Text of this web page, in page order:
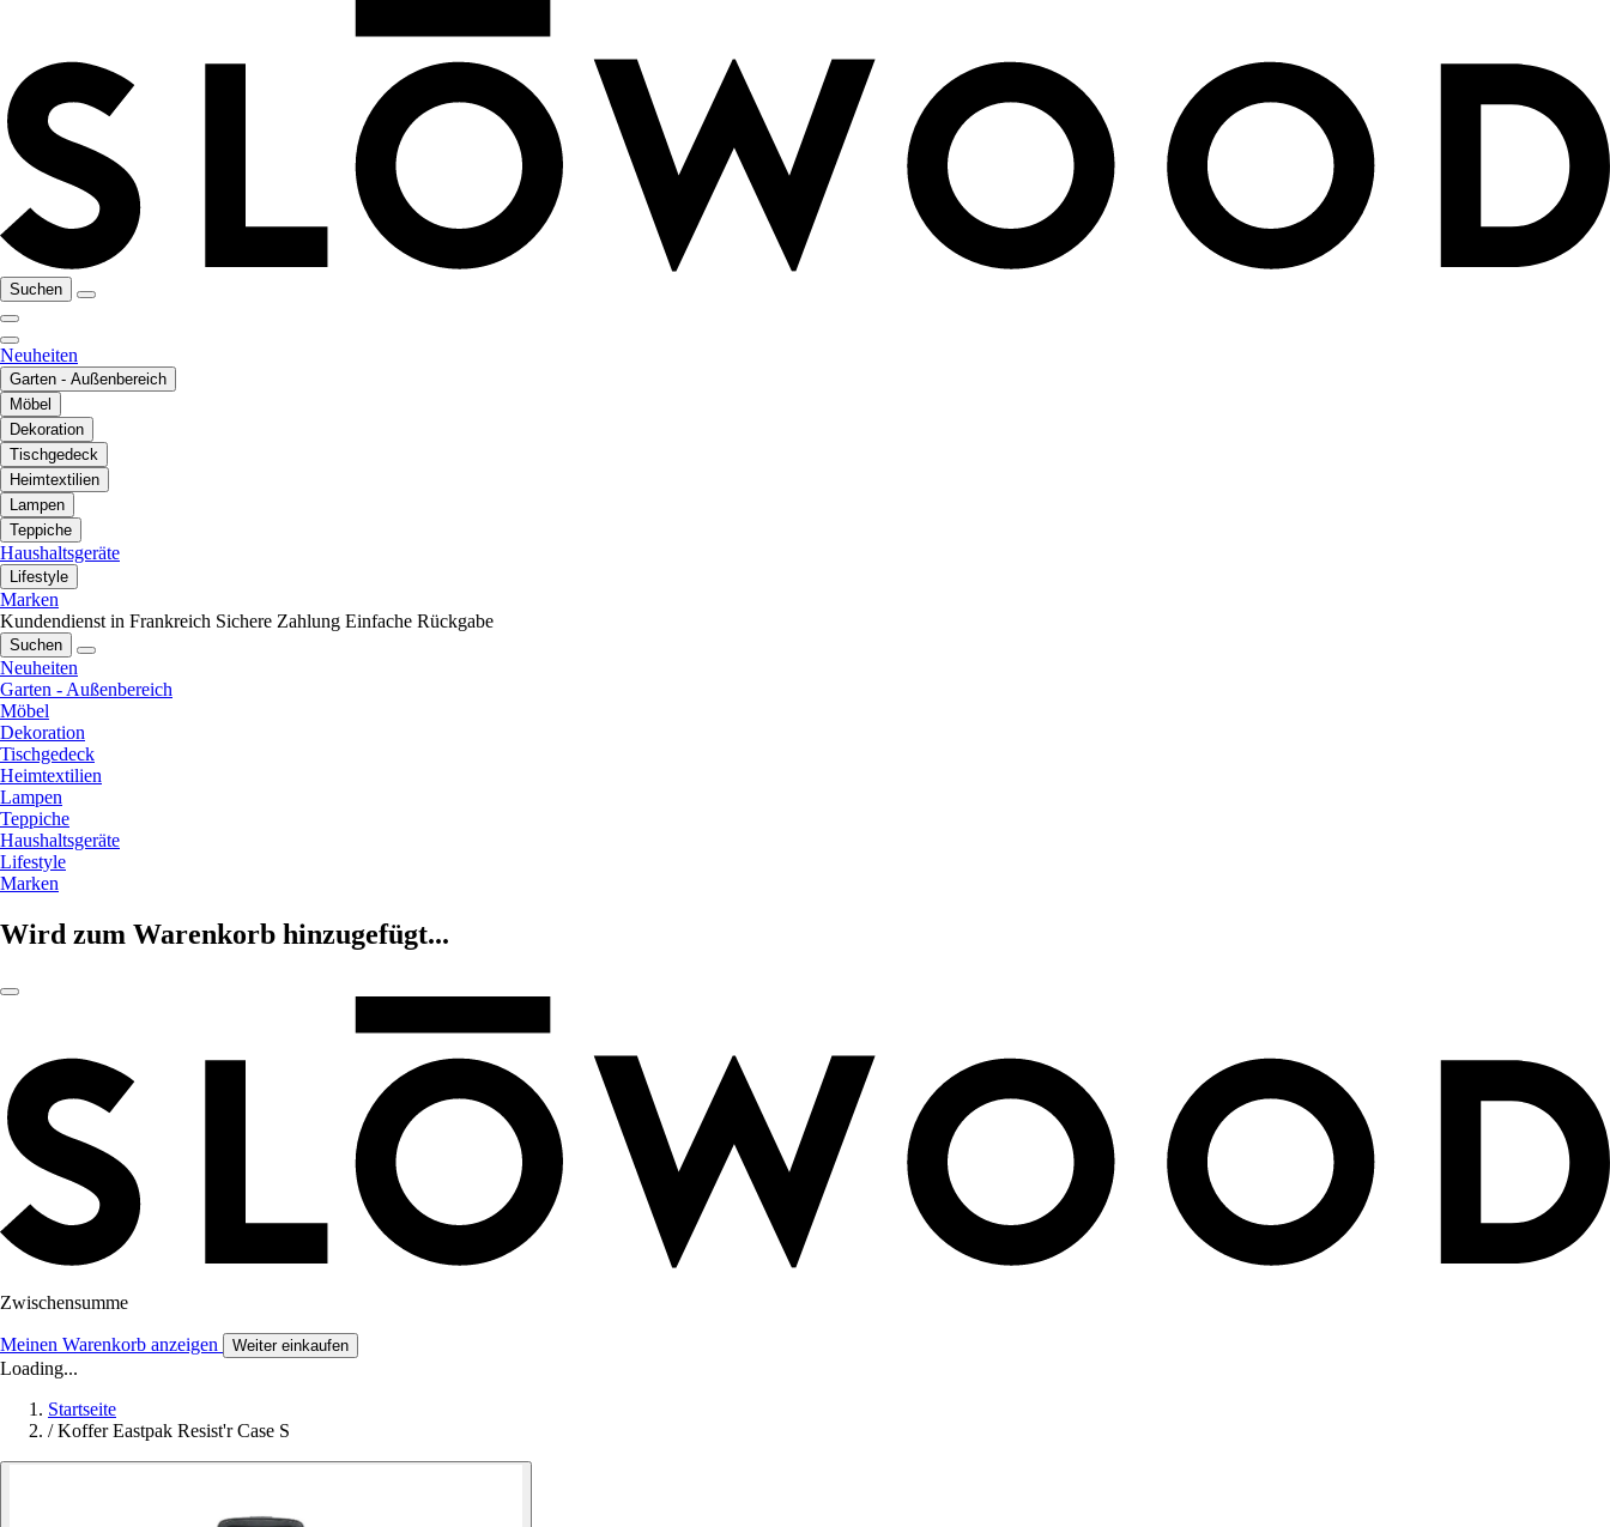
Suchen
Neuheiten
Garten - Außenbereich
Möbel
Dekoration
Tischgedeck
Heimtextilien
Lampen
Teppiche
Haushaltsgeräte
Lifestyle
Marken
Kundendienst in Frankreich Sichere Zahlung Einfache Rückgabe
Suchen
Neuheiten
Garten - Außenbereich
Möbel
Dekoration
Tischgedeck
Heimtextilien
Lampen
Teppiche
Haushaltsgeräte
Lifestyle
Marken
Wird zum Warenkorb hinzugefügt...
Zwischensumme
Meinen Warenkorb anzeigen Weiter einkaufen
Loading...
Startseite
/ Koffer Eastpak Resist'r Case S